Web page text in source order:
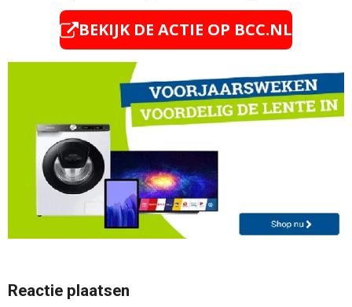
BEKIJK DE ACTIE OP BCC.NL
Reactie plaatsen